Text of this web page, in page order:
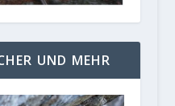
UND MEHR